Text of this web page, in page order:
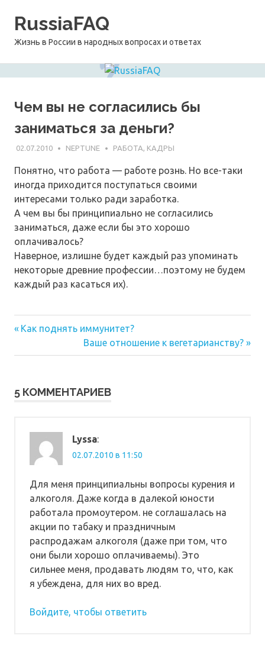
RussiaFAQ
Жизнь в России в народных вопросах и ответах
Чем вы не согласились бы
заниматься за деньги?
02.07.2010 NEPTUNE РАБОТА, КАДРЫ
Понятно, что работа — работе рознь. Но все-таки
иногда приходится поступаться своими
интересами только ради заработка.
А чем вы бы принципиально не согласились
заниматься, даже если бы это хорошо
оплачивалось?
Наверное, излишне будет каждый раз упоминать
некоторые древние профессии…поэтому не будем
каждый раз касаться их).
Навигация
по
Предыдущая
Как поднять иммунитет?
Следующая
запись:
Ваше отношение к вегетарианству?
5 КОММЕНТАРИЕВ
Lyssa:
02.07.2010 в 11:50
Для меня принципиальны вопросы курения и
алкоголя. Даже когда в далекой юности
работала промоутером. не соглашалась на
акции по табаку и праздничным
распродажам алкоголя (даже при том, что
они были хорошо оплачиваемы). Это
сильнее меня, продавать людям то, что, как
я убеждена, для них во вред.
Войдите, чтобы ответить